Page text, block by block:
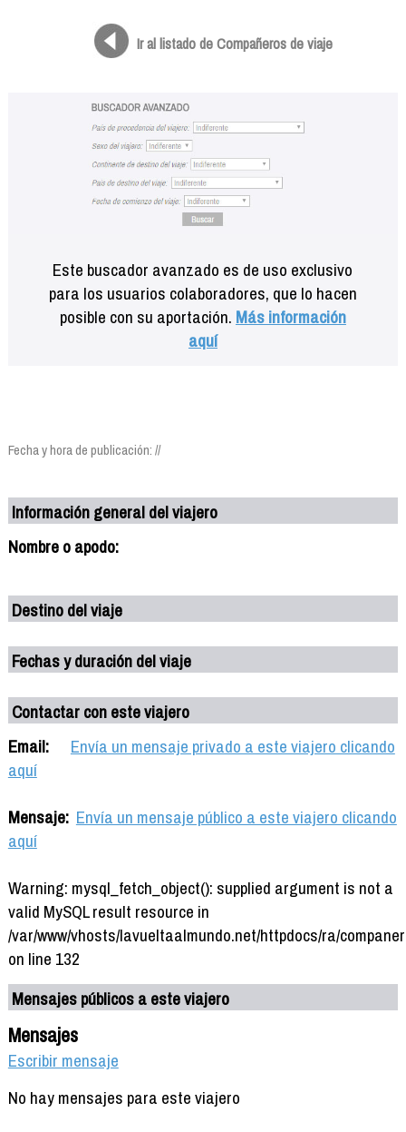
Ir al listado de Compañeros de viaje
Este buscador avanzado es de uso exclusivo
para los usuarios colaboradores, que lo hacen
posible con su aportación. Más información
aquí
Fecha y hora de publicación: //
Información general del viajero
Nombre o apodo:
Destino del viaje
Fechas y duración del viaje
Contactar con este viajero
Email:
Envía un mensaje privado a este viajero clicando
aquí
Mensaje: Envía un mensaje público a este viajero clicando
aquí
Warning: mysql_fetch_object(): supplied argument is not a
valid MySQL result resource in
/var/www/vhosts/lavueltaalmundo.net/httpdocs/ra/
on line 132
Mensajes públicos a este viajero
Mensajes
Escribir mensaje
No hay mensajes para este viajero